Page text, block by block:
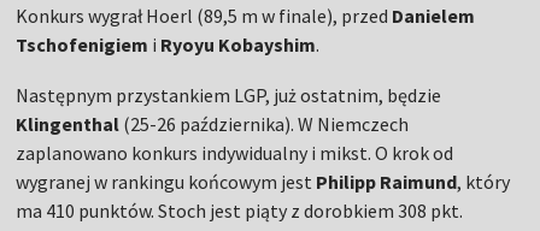
Konkurs wygrał Hoerl (89,5 m w finale), przed Danielem
Tschofenigiem i Ryoyu Kobayshim.
Następnym przystankiem LGP, już ostatnim, będzie
Klingenthal (25-26 października). W Niemczech
zaplanowano konkurs indywidualny i mikst. O krok od
wygranej w rankingu końcowym jest Philipp Raimund, który
ma 410 punktów. Stoch jest piąty z dorobkiem 308 pkt.